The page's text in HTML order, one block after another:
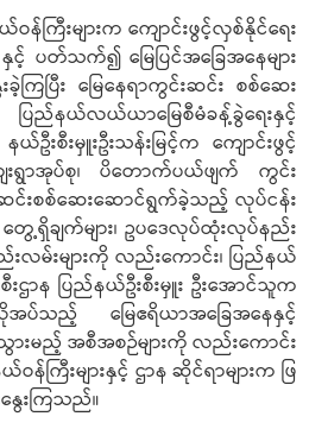
းများက ကျောင်းဖွင့်လှစ်နိုင်ရေး
ပတ်သက်၍ မြေပြင်အခြေအနေများ
ြပြီး မြေနေရာကွင်းဆင်း စစ်ဆေး
ည်နယ်လယ်ယာမြေစီမံခန့်ခွဲရေးနှင့်
နယ်ဦးစီးမှူးဦးသန်းမြင့်က ကျောင်းဖွင့်
ေးရွာအုပ်စု၊ ပိတောက်ပယ်ဖျက် ကွင်း
င်းစစ်ဆေးဆောင်ရွက်ခဲ့သည့် လုပ်ငန်း
တွေ့ရှိချက်များ၊ ဥပဒေလုပ်ထုံးလုပ်နည်း
လမ်းများကို လည်းကောင်း၊ ပြည်နယ်
ဌာန ပြည်နယ်ဦးစီးမှူး ဦးအောင်သူက
အပ်သည့် မြေဧရိယာအခြေအနေနှင့်
းမည့် အစီအစဉ်များကို လည်းကောင်း
န်ကြီးများနှင့် ဌာန ဆိုင်ရာများက ဖြ
ေးကြသည်။